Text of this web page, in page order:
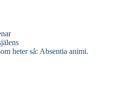
heter så: Absentia animi.